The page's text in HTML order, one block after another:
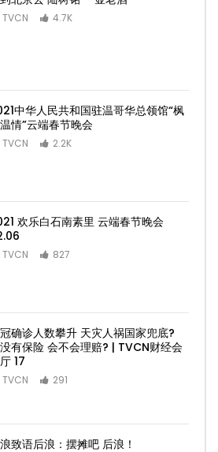
TVCN 4.7K
中华人民共和国驻温哥华总领馆“枫
情”云端春节晚会
TVCN 2.2K
欢乐白石南素里 云端春节晚会
TVCN 827
确诊人数攀升 天灾人祸国家兜底?
有保险 会不会理赔? | TVCN财经会
17
TVCN 291
致语后浪：摆摊吧 后浪！